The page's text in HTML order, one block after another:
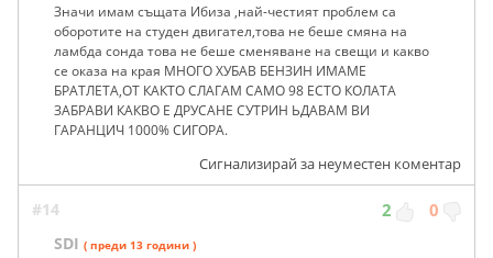
Значи имам същата Ибиза ,най-честият проблем са
оборотите на студен двигател,това не беше смяна на
ламбда сонда това не беше сменяване на свещи и какво
се оказа на края МНОГО ХУБАВ БЕНЗИН ИМАМЕ
БРАТЛЕТА,ОТ КАКТО СЛАГАМ САМО 98 ECTO КОЛАТА
ЗАБРАВИ КАКВО Е ДРУСАНЕ СУТРИН ЬДАВАМ ВИ
ГАРАНЦИЧ 1000% СИГОРА.
Сигнализирай за неуместен коментар
#14 2 0
SDI ( преди 13 години )